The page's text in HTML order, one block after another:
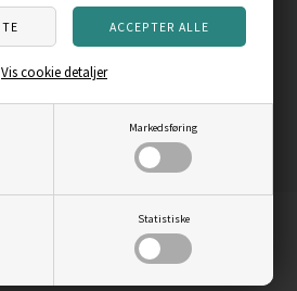
Markedsføring
Statistiske
Vis cookie detaljer
Long Legs, brown
17,50 DKK
LÆS MERE